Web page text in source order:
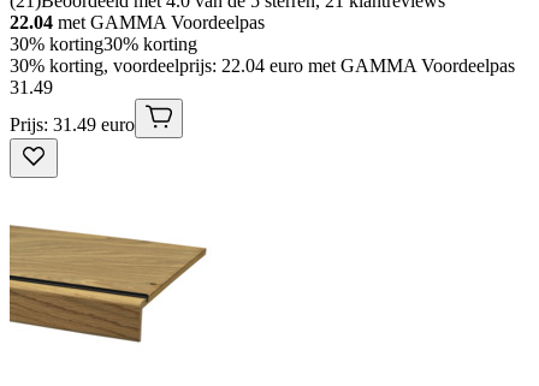
22.04 met GAMMA Voordeelpas
30% korting30% korting
30% korting, voordeelprijs: 22.04 euro met GAMMA Voordeelpas
31 .49
Prijs: 31.49 euro